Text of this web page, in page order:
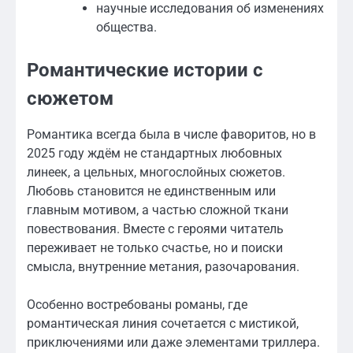
научные исследования об изменениях
общества.
Романтические истории с
сюжетом
Романтика всегда была в числе фаворитов, но в
2025 году ждём не стандартных любовных
линеек, а цельных, многослойных сюжетов.
Любовь становится не единственным или
главным мотивом, а частью сложной ткани
повествования. Вместе с героями читатель
переживает не только счастье, но и поиски
смысла, внутренние метания, разочарования.
Особенно востребованы романы, где
романтическая линия сочетается с мистикой,
приключениями или даже элементами триллера.